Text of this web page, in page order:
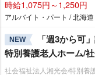
時給1,075円～1,250円
アルバイト・パート / 北海道
NEW
「週3から可
特別養護老人ホーム/
社会福祉法人湘光会/特別養